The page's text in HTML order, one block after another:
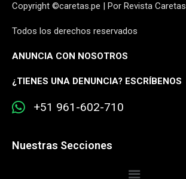
Copyright ©caretas.pe | Por Revista Caretas
Todos los derechos reservados
ANUNCIA CON NOSOTROS
¿TIENES UNA DENUNCIA? ESCRÍBENOS
+51 961-602-710
Nuestras Secciones